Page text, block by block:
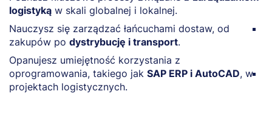
logistyką w skali globalnej i lokalnej.
Nauczysz się zarządzać łańcuchami dostaw, od
zakupów po dystrybucję i transport.
Opanujesz umiejętność korzystania z
oprogramowania, takiego jak SAP ERP i AutoCAD, w
projektach logistycznych.